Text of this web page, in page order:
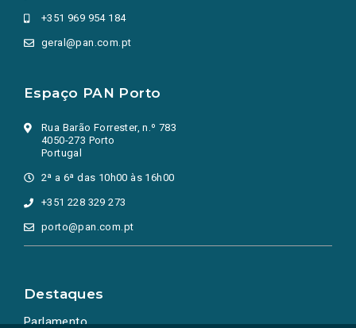
+351 969 954 184
geral@pan.com.pt
Espaço PAN Porto
Rua Barão Forrester, n.º 783
4050-273 Porto
Portugal
2ª a 6ª das 10h00 às 16h00
+351 228 329 273
porto@pan.com.pt
Destaques
Parlamento